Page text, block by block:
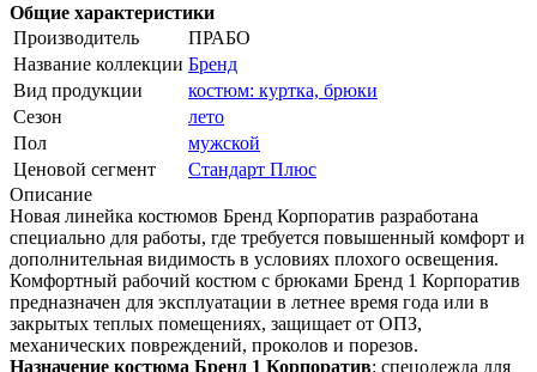
Общие характеристики
Производитель
ПРАБО
Название коллекции Бренд
Вид продукции
костюм: куртка, брюки
Сезон
лето
Пол
мужской
Ценовой сегмент
Стандарт Плюс
Описание
Новая линейка костюмов Бренд Корпоратив разработана
специально для работы, где требуется повышенный комфорт и
дополнительная видимость в условиях плохого освещения.
Комфортный рабочий костюм с брюками Бренд 1 Корпоратив
предназначен для эксплуатации в летнее время года или в
закрытых теплых помещениях, защищает от ОПЗ,
механических повреждений, проколов и порезов.
Назначение костюма Бренд 1 Корпоратив: спецодежда для